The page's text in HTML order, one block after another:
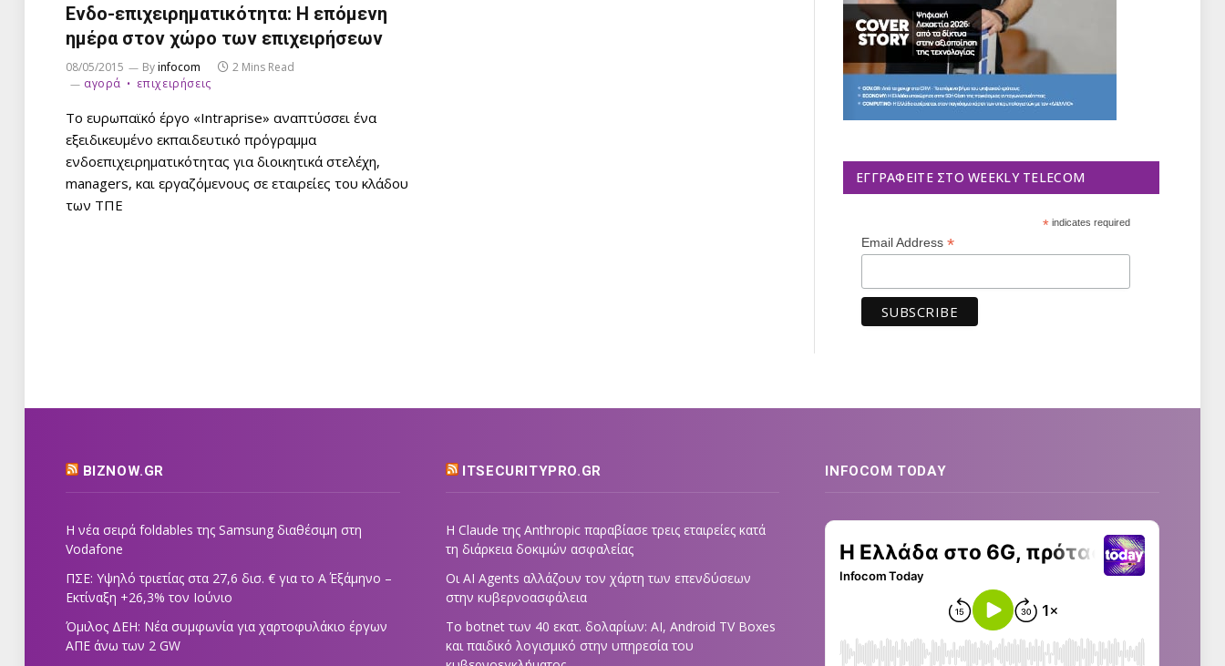
Ενδο-επιχειρηματικότητα: Η επόμενη
ημέρα στον χώρο των επιχειρήσεων
08/05/2015 Byinfocom
2 Mins Read
αγορά
επιχειρήσεις
Το ευρωπαϊκό έργο «Intraprise» αναπτύσσει ένα
εξειδικευμένο εκπαιδευτικό πρόγραμμα
ενδοεπιχειρηματικότητας για διοικητικά στελέχη,
managers, και εργαζόμενους σε εταιρείες του κλάδου
των ΤΠΕ
ΕΓΓΡΑΦΕΊΤΕ ΣΤΟ WEEKLY TELECOM
*indicates required
Email Address *
BIZNOW.GR
Η νέα σειρά foldables της Samsung διαθέσιμη στη
Vodafone
ΠΣΕ: Υψηλό τριετίας στα 27,6 δισ. € για το Α΄ Εξάμηνο –
Εκτίναξη +26,3% τον Ιούνιο
Όμιλος ΔΕΗ: Νέα συμφωνία για χαρτοφυλάκιο έργων
ΑΠΕ άνω των 2 GW
ITSECURITYPRO.GR
Η Claude της Anthropic παραβίασε τρεις εταιρείες κατά
τη διάρκεια δοκιμών ασφαλείας
Οι AI Agents αλλάζουν τον χάρτη των επενδύσεων
στην κυβερνοασφάλεια
Το botnet των 40 εκατ. δολαρίων: AI, Android TV Boxes
και παιδικό λογισμικό στην υπηρεσία του
INFOCOM TODAY